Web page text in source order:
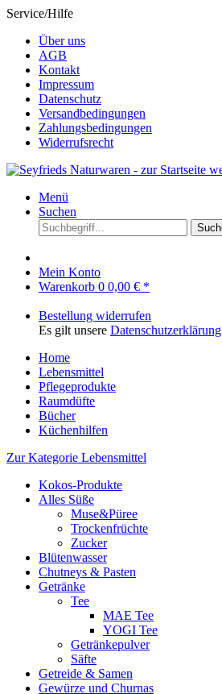
Service/Hilfe
Über uns
AGB
Kontakt
Impressum
Datenschutz
Versandbedingungen
Zahlungsbedingungen
Widerrufsrecht
Menü
Suchen
Mein Konto
Warenkorb 0 0,00 € *
Bestellung widerrufen
Es gilt unsere Datenschutzerklärung
Home
Lebensmittel
Pflegeprodukte
Raumdüfte
Bücher
Küchenhilfen
Zur Kategorie Lebensmittel
Kokos-Produkte
Alles Süße
Muse&Püree
Trockenfrüchte
Zucker
Blütenwasser
Chutneys & Pasten
Getränke
Tee
MAE Tee
YOGI Tee
Getränkepulver
Säfte
Getreide & Samen
Gewürze und Churnas